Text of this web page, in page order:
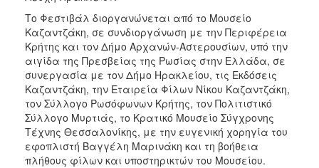
Το Φεστιβάλ διοργανώνεται από το Μουσείο
Καζαντζάκη, σε συνδιοργάνωση με την Περιφέρεια
Κρήτης και τον Δήμο Αρχανών-Αστερουσίων, υπό την
αιγίδα της Πρεσβείας της Ρωσίας στην Ελλάδα, σε
συνεργασία με τον Δήμο Ηρακλείου, τις Εκδόσεις
Καζαντζάκη, την Εταιρεία Φίλων Νίκου Καζαντζάκη,
τον Σύλλογο Ρωσόφωνων Κρήτης, τον Πολιτιστικό
Σύλλογο Μυρτιάς, το Κρατικό Μουσείο Σύγχρονης
Τέχνης Θεσσαλονίκης, με την ευγενική χορηγία του
εφοπλιστή Βαγγέλη Μαρινάκη και τη βοήθεια
πλήθους φίλων και υποστηρικτών του Μουσείου.